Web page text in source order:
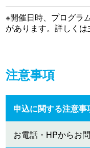
※開催日時、プログラ
があります。詳しくは
注意事項
申込に関する注意事
お電話・HPからお